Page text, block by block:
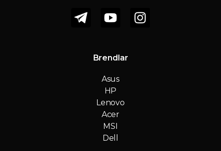
Brendlar
Asus
HP
Lenovo
Acer
MSI
Dell